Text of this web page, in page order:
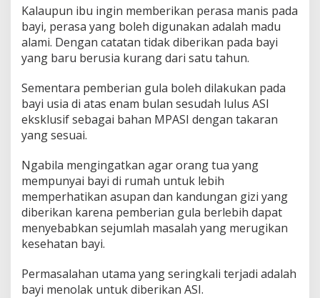
Kalaupun ibu ingin memberikan perasa manis pada
bayi, perasa yang boleh digunakan adalah madu
alami. Dengan catatan tidak diberikan pada bayi
yang baru berusia kurang dari satu tahun.
Sementara pemberian gula boleh dilakukan pada
bayi usia di atas enam bulan sesudah lulus ASI
eksklusif sebagai bahan MPASI dengan takaran
yang sesuai.
Ngabila mengingatkan agar orang tua yang
mempunyai bayi di rumah untuk lebih
memperhatikan asupan dan kandungan gizi yang
diberikan karena pemberian gula berlebih dapat
menyebabkan sejumlah masalah yang merugikan
kesehatan bayi.
Permasalahan utama yang seringkali terjadi adalah
bayi menolak untuk diberikan ASI.